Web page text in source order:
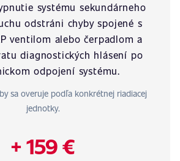
systému sekundárneho
odstráni chyby spojené s
ventilom alebo čerpadlom a
diagnostických hlásení po
odpojení systému.
sa overuje podľa konkrétnej riadiacej
jednotky.
+ 159 €